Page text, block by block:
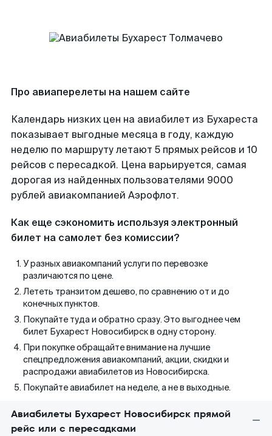
Про авиаперелеты на нашем сайте
Календарь низких цен на авиабилет из Бухареста
показывает выгодные месяца в году, каждую
неделю по маршруту летают 5 прямых рейсов и 10
рейсов с пересадкой. Цена варьируется, самая
дорогая из найденных пользователями 9000
рублей авиакомпанией Аэрофлот.
Как еще сэкономить используя электронный
билет на самолет без комиссии?
У разных авиакомпаний услуги по перевозке
различаются по цене.
Лететь транзитом дешево, по сравнению от и до
конечных пунктов.
Покупайте туда и обратно сразу. Это выгоднее чем
билет Бухарест Новосибирск в одну сторону.
При покупке обращайте внимание на лучшие
спецпредложения авиакомпаний, акции, скидки и
распродажи авиабилетов из Новосибирска.
Покупайте авиабилет на неделе, а не в выходные.
Авиабилеты Бухарест Новосибирск прямой
рейс или с пересадками